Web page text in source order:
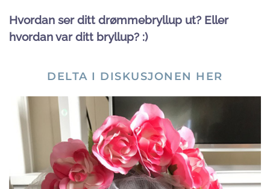
Hvordan ser ditt drømmebryllup ut? Eller
hvordan var ditt bryllup? :)
DELTA I DISKUSJONEN HER